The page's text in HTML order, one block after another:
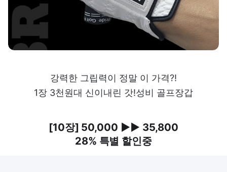
강력한 그립력이 정말 이 가격?!
1장 3천원대 신이내린 갓!성비 골프장갑
[10장] 50,000 ▶▶ 35,800
28% 특별 할인중